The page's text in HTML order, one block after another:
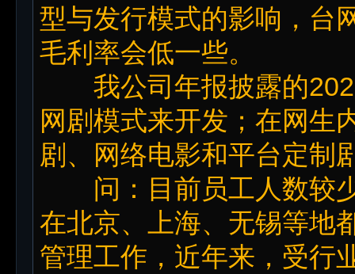
型与发行模式的影响，台
毛利率会低一些。
我公司年报披露的
网剧模式来开发；在网生
剧、网络电影和平台定制
问：目前员工人数较少
在北京、上海、无锡等地
管理工作，近年来，受行